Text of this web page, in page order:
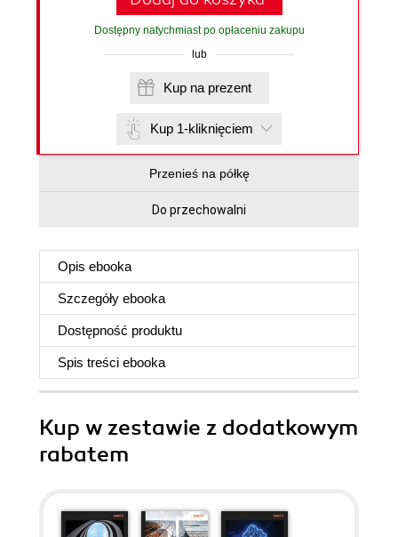
Dostępny natychmiast po opłaceniu zakupu
lub
Kup na prezent
Kup 1-kliknięciem
Przenieś na półkę
Do przechowalni
Opis ebooka
Szczegóły ebooka
Dostępność produktu
Spis treści ebooka
Kup w zestawie z dodatkowym
rabatem